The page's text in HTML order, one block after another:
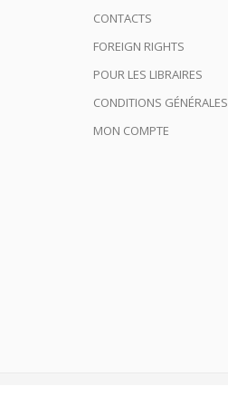
CONTACTS
FOREIGN RIGHTS
POUR LES LIBRAIRES
CONDITIONS GÉNÉRALES
MON COMPTE